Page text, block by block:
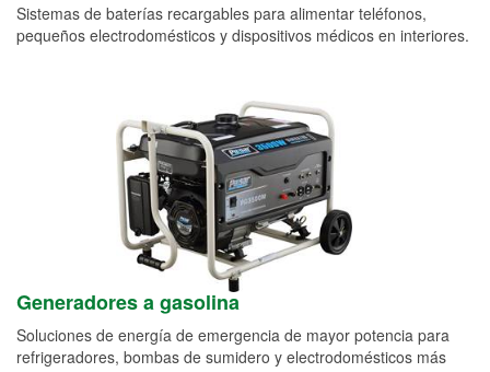
Sistemas de baterías recargables para alimentar teléfonos,
pequeños electrodomésticos y dispositivos médicos en interiores.
Generadores a gasolina
Soluciones de energía de emergencia de mayor potencia para
refrigeradores, bombas de sumidero y electrodomésticos más